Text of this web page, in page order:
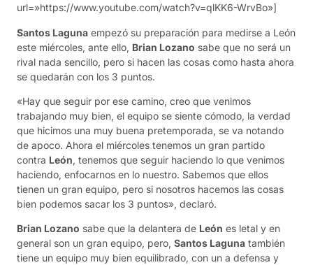
url=»https://www.youtube.com/watch?v=qlKK6-WrvBo»]
Santos Laguna empezó su preparación para medirse a León
este miércoles, ante ello, Brian Lozano sabe que no será un
rival nada sencillo, pero si hacen las cosas como hasta ahora
se quedarán con los 3 puntos.
«Hay que seguir por ese camino, creo que venimos
trabajando muy bien, el equipo se siente cómodo, la verdad
que hicimos una muy buena pretemporada, se va notando
de apoco. Ahora el miércoles tenemos un gran partido
contra León, tenemos que seguir haciendo lo que venimos
haciendo, enfocarnos en lo nuestro. Sabemos que ellos
tienen un gran equipo, pero si nosotros hacemos las cosas
bien podemos sacar los 3 puntos», declaró.
Brian Lozano sabe que la delantera de León es letal y en
general son un gran equipo, pero, Santos Laguna también
tiene un equipo muy bien equilibrado, con un a defensa y